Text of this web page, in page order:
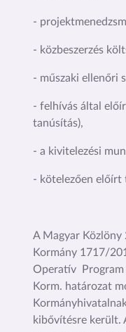
-
- közbeszerzés
- műszaki ellenőri
- felhívás által
tanúsítás),
- a kivitelezési
- kötelezően előírt
A Magyar Közlöny
Kormány 1717/
Operatív Program
Korm. határozat
kibővítésre került.